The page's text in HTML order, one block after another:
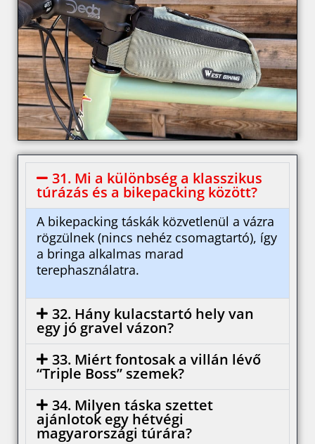
31. Mi a különbség a klasszikus
túrázás és a bikepacking között?
A bikepacking táskák közvetlenül a vázra
rögzülnek (nincs nehéz csomagtartó), így
a bringa alkalmas marad
terephasználatra.
32. Hány kulacstartó hely van
egy jó gravel vázon?
33. Miért fontosak a villán lévő
“Triple Boss” szemek?
34. Milyen táska szettet
ajánlotok egy hétvégi
magyarországi túrára?